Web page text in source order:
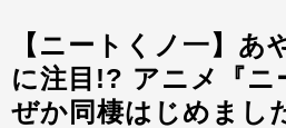
【ニートくノ一】あ
に注目!? アニメ『ニ
ぜか同棲はじめまし